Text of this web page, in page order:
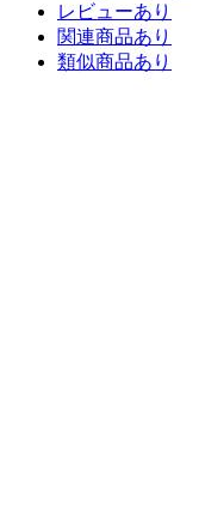
レビューあり
関連商品あり
類似商品あり